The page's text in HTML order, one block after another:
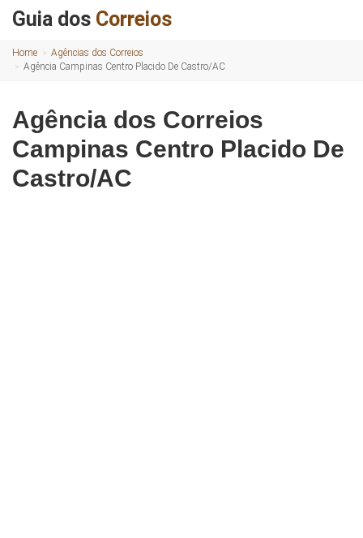
Guia dos Correios
Home
Agências dos Correios
Agência Campinas Centro Placido De Castro/AC
Agência dos Correios
Campinas Centro Placido De
Castro/AC